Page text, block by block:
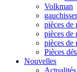
Volkman
pièces de
pièces de
pièces de
Pièces
Nouvelles